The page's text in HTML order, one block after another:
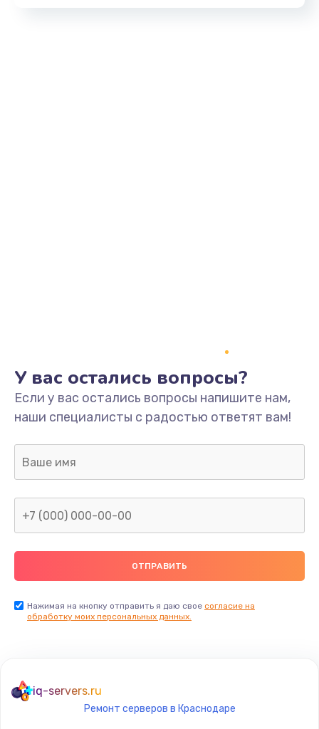
У вас остались вопросы?
Если у вас остались вопросы напишите нам,
наши специалисты с радостью ответят вам!
Нажимая на кнопку отправить я даю свое согласие на
обработку моих персональных данных.
iq-servers.ru
Ремонт серверов в Краснодаре